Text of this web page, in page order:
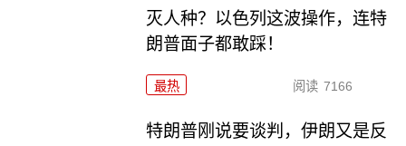
灭人种？以色列这波操作，连特
朗普面子都敢踩！
最热 阅读 7166
特朗普刚说要谈判，伊朗又是反